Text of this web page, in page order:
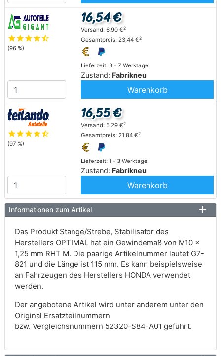
starstarstarstarstar_half
(96 %)
Lieferzeit: 3 - 7 Werktage
Zustand: Fabrikneu
16,54 €
Versand: 6,90 €2
Gesamtpreis: 23,44 €2
Warenkorb
starstarstarstarstar_half
(97 %)
Lieferzeit: 1 - 3 Werktage
Zustand: Fabrikneu
16,55 €
Versand: 5,29 €2
Gesamtpreis: 21,84 €2
Warenkorb
Informationen zum Artikel
Das Produkt Stange/Strebe, Stabilisator des
Herstellers OPTIMAL hat ein Gewindemaß von M10 x
1,25 mm RHT M. Die paarige Artikelnummer lautet G7-
821 und die Länge ist 115 mm. Es kann beispielsweise
an Fahrzeugen des Herstellers HONDA verwendet
werden.
Der angebotene Artikel wird unter anderem unter den
Original Ersatzteilnummern
bzw. Vergleichsnummern 52320-S84-A01 geführt.